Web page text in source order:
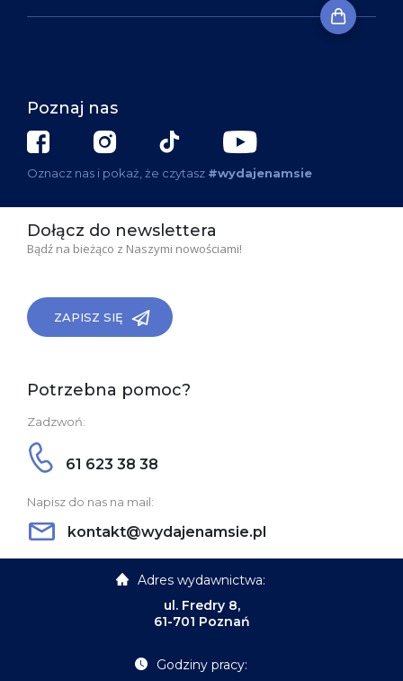
Poznaj nas
Oznacz nas i pokaż, że czytasz #wydajenamsie
Dołącz do newslettera
Bądź na bieżąco z Naszymi nowościami!
ZAPISZ SIĘ
Potrzebna pomoc?
Zadzwoń:
61 623 38 38
Napisz do nas na mail:
kontakt@wydajenamsie.pl
Adres wydawnictwa:
ul. Fredry 8,
61-701 Poznań
Godziny pracy: